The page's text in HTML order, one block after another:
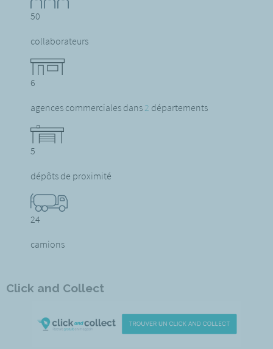
50
collaborateurs
6
agences commerciales dans2 départements
5
dépôts de proximité
24
camions
Click and Collect